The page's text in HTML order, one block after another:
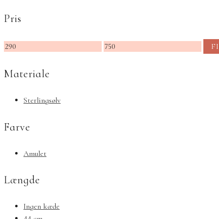
Pris
Mindste
Højeste
Materiale
Sterlingsølv
Farve
Amulet
Længde
Ingen kæde